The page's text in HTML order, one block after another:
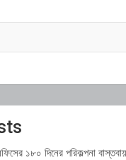
১৮০ দিনের পরিকল্পনা